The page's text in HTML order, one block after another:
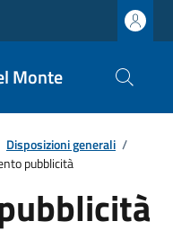
Monte
Disposizioni generali /
pubblicità